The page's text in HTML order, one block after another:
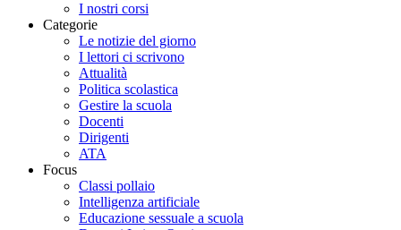
I nostri corsi
Categorie
Le notizie del giorno
I lettori ci scrivono
Attualità
Politica scolastica
Gestire la scuola
Docenti
Dirigenti
ATA
Focus
Classi pollaio
Intelligenza artificiale
Educazione sessuale a scuola